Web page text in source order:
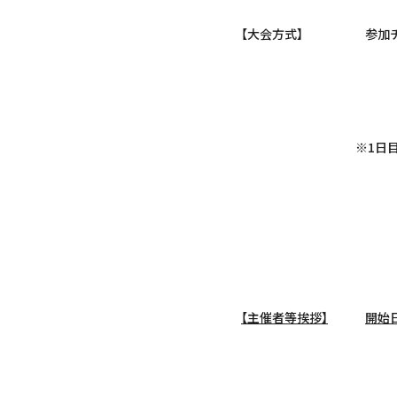
【大会方式】 参加チ
・試合時間:
※1日目：15分ハ
※2日間で1
・形式：8
【主催者等挨拶】 開始
・開催場所：テ